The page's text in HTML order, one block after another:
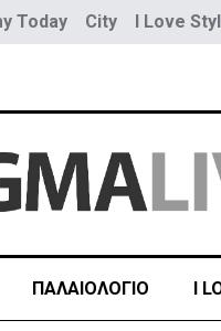
Today City I Love
ΠΑΛΑΙΟΛΟΓΙΟ I